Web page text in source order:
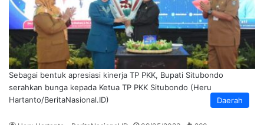
Daerah
Sebagai bentuk apresiasi kinerja TP PKK, Bupati Situbondo
serahkan bunga kepada Ketua TP PKK Situbondo (Heru
Hartanto/BeritaNasional.ID)